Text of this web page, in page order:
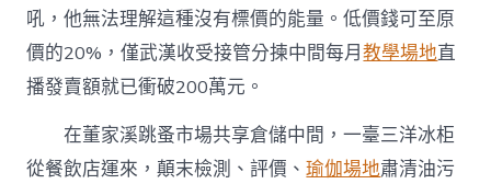
吼，他無法理解這種沒有標價的能量。低價錢可至原
價的20%，僅武漢收受接管分揀中間每月教學場地直
播發賣額就已衝破200萬元。
在董家溪跳蚤市場共享倉儲中間，一臺三洋冰柜
從餐飲店運來，顛末檢測、評價、瑜伽場地肅清油污